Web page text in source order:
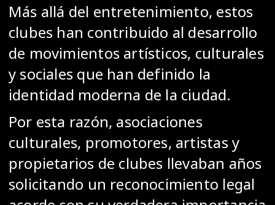
Más allá del entretenimiento, estos
clubes han contribuido al desarrollo
de movimientos artísticos, culturales
y sociales que han definido la
identidad moderna de la ciudad.
Por esta razón, asociaciones
culturales, promotores, artistas y
propietarios de clubes llevaban años
solicitando un reconocimiento legal